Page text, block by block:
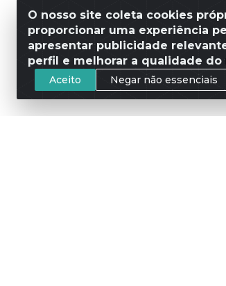
O nosso site coleta cookies
proporcionar uma experiência
apresentar publicidade
perfil e melhorar a qualidade do
Aceito Negar não essenciais